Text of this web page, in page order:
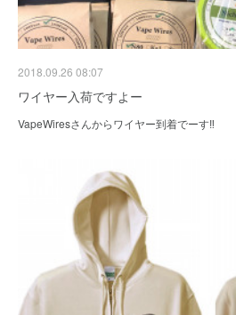
2018.09.26 08:07
ワイヤー入荷ですよー
VapeWiresさんからワイヤー到着でーす‼